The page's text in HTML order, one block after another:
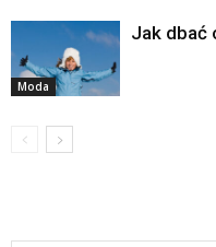
Moda
Jak dbać